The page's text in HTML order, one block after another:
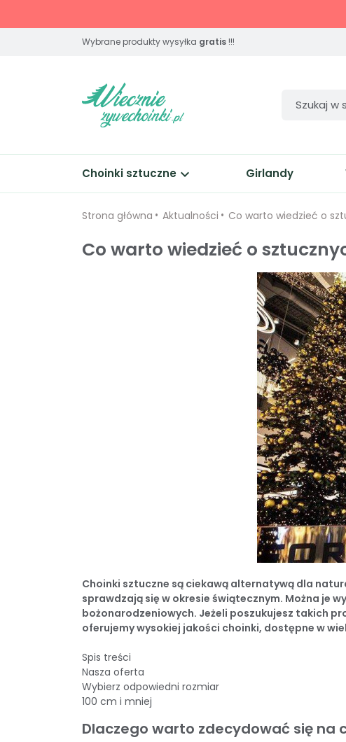
Wybrane produkty wysyłka gratis !!!
Choinki sztuczne keyboard_arrow_down Girlandy
Strona główna Aktualności Co warto wiedzieć o
Co warto wiedzieć o
Choinki sztuczne są ciekawą alternatywą dla
sprawdzają się w okresie świątecznym. Można je
bożonarodzeniowych. Jeżeli poszukujesz takich
oferujemy wysokiej jakości choinki, dostępne w
Spis treści
Nasza oferta
Wybierz odpowiedni rozmiar
100 cm i mniej
Dlaczego warto zdecydować się na